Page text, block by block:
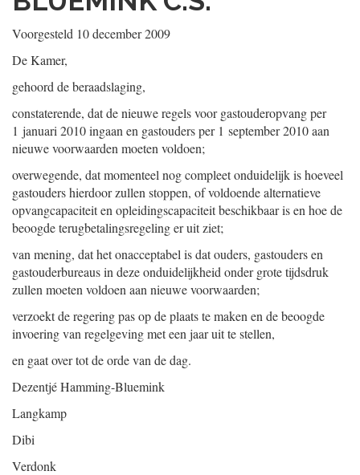
Voorgesteld 10 december 2009
De Kamer,
gehoord de beraadslaging,
constaterende, dat de nieuwe regels voor gastouderopvang per
1 januari 2010 ingaan en gastouders per 1 september 2010 aan
nieuwe voorwaarden moeten voldoen;
overwegende, dat momenteel nog compleet onduidelijk is hoeveel
gastouders hierdoor zullen stoppen, of voldoende alternatieve
opvangcapaciteit en opleidingscapaciteit beschikbaar is en hoe de
beoogde terugbetalingsregeling er uit ziet;
van mening, dat het onacceptabel is dat ouders, gastouders en
gastouderbureaus in deze onduidelijkheid onder grote tijdsdruk
zullen moeten voldoen aan nieuwe voorwaarden;
verzoekt de regering pas op de plaats te maken en de beoogde
invoering van regelgeving met een jaar uit te stellen,
en gaat over tot de orde van de dag.
Dezentjé Hamming-Bluemink
Langkamp
Dibi
Verdonk